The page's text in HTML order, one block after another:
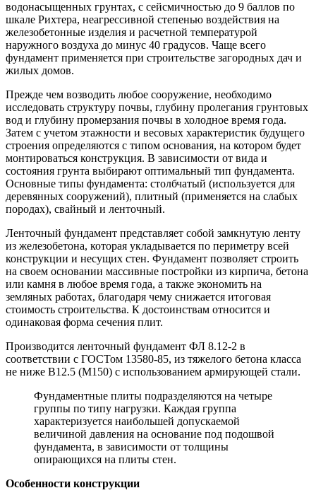
водонасыщенных грунтах, с сейсмичностью до 9 баллов по
шкале Рихтера, неагрессивной степенью воздействия на
железобетонные изделия и расчетной температурой
наружного воздуха до минус 40 градусов. Чаще всего
фундамент применяется при строительстве загородных дач и
жилых домов.
Прежде чем возводить любое сооружение, необходимо
исследовать структуру почвы, глубину пролегания грунтовых
вод и глубину промерзания почвы в холодное время года.
Затем с учетом этажности и весовых характеристик будущего
строения определяются с типом основания, на котором будет
монтироваться конструкция. В зависимости от вида и
состояния грунта выбирают оптимальный тип фундамента.
Основные типы фундамента: столбчатый (используется для
деревянных сооружений), плитный (применяется на слабых
породах), свайный и ленточный.
Ленточный фундамент представляет собой замкнутую ленту
из железобетона, которая укладывается по периметру всей
конструкции и несущих стен. Фундамент позволяет строить
на своем основании массивные постройки из кирпича, бетона
или камня в любое время года, а также экономить на
земляных работах, благодаря чему снижается итоговая
стоимость строительства. К достоинствам относится и
одинаковая форма сечения плит.
Производится ленточный фундамент ФЛ 8.12-2 в
соответствии с ГОСТом 13580-85, из тяжелого бетона класса
не ниже В12.5 (М150) с использованием армирующей стали.
Фундаментные плиты подразделяются на четыре
группы по типу нагрузки. Каждая группа
характеризуется наибольшей допускаемой
величиной давления на основание под подошвой
фундамента, в зависимости от толщины
опирающихся на плиты стен.
Особенности конструкции